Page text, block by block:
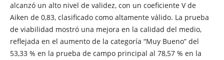
alcanzó un alto nivel de validez, con un coeficiente V de
Aiken de 0,83, clasificado como altamente válido. La prueba
de viabilidad mostró una mejora en la calidad del medio,
reflejada en el aumento de la categoría “Muy Bueno” del
53,33 % en la prueba de campo principal al 78,57 % en la